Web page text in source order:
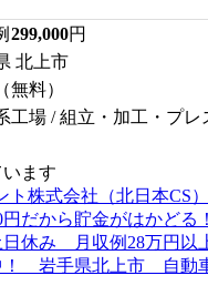
299,000円
北上市
無料）
工場 / 組立・加工・プレ
ます